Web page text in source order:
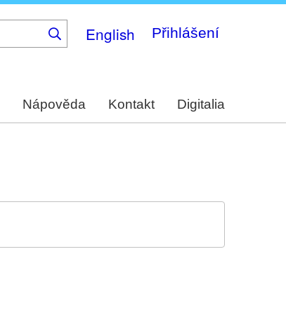
English Přihlášení
Nápověda Kontakt Digitalia